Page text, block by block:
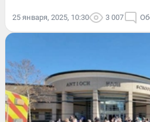
25 января, 2025, 10:30 3 007